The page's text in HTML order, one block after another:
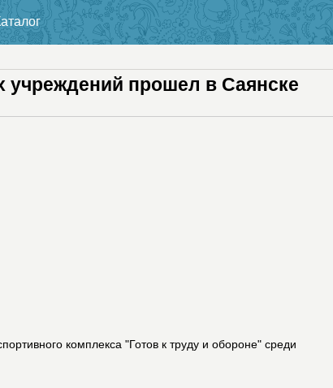
прошел в Саянске
комплекса "Готов к труду и обороне" среди